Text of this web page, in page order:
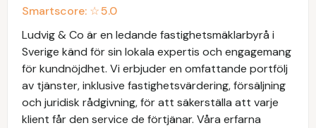
Smartscore: ☆5.0
Ludvig & Co är en ledande fastighetsmäklarbyrå i
Sverige känd för sin lokala expertis och engagemang
för kundnöjdhet. Vi erbjuder en omfattande portfölj
av tjänster, inklusive fastighetsvärdering, försäljning
och juridisk rådgivning, för att säkerställa att varje
klient får den service de förtjänar. Våra erfarna